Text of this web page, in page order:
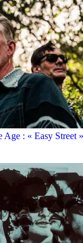
Age : « Easy Street